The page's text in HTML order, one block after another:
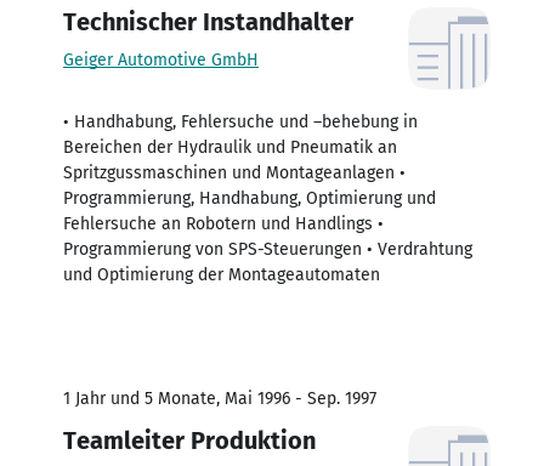
Technischer Instandhalter
Geiger Automotive GmbH
• Handhabung, Fehlersuche und –behebung in
Bereichen der Hydraulik und Pneumatik an
Spritzgussmaschinen und Montageanlagen •
Programmierung, Handhabung, Optimierung und
Fehlersuche an Robotern und Handlings •
Programmierung von SPS-Steuerungen • Verdrahtung
und Optimierung der Montageautomaten
1 Jahr und 5 Monate, Mai 1996 - Sep. 1997
Teamleiter Produktion